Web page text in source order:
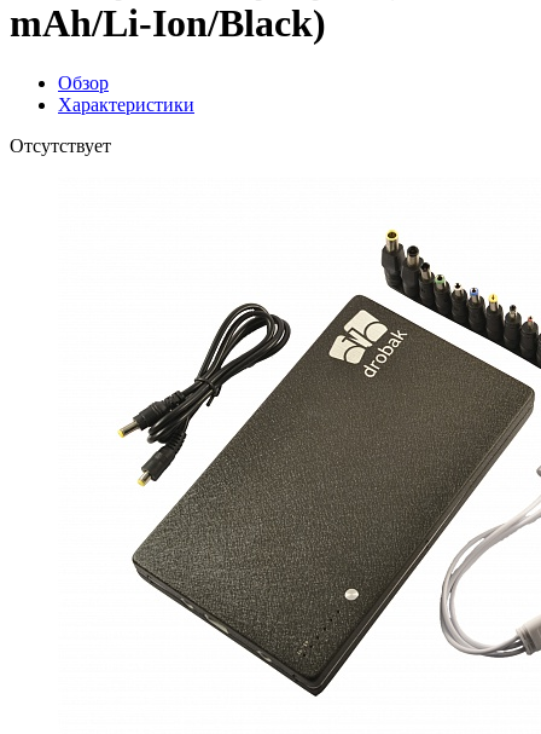
mAh/Li-Ion/Black)
Обзор
Характеристики
Отсутствует